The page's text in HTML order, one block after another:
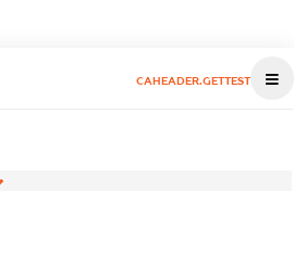
CAHEADER.GETTEST